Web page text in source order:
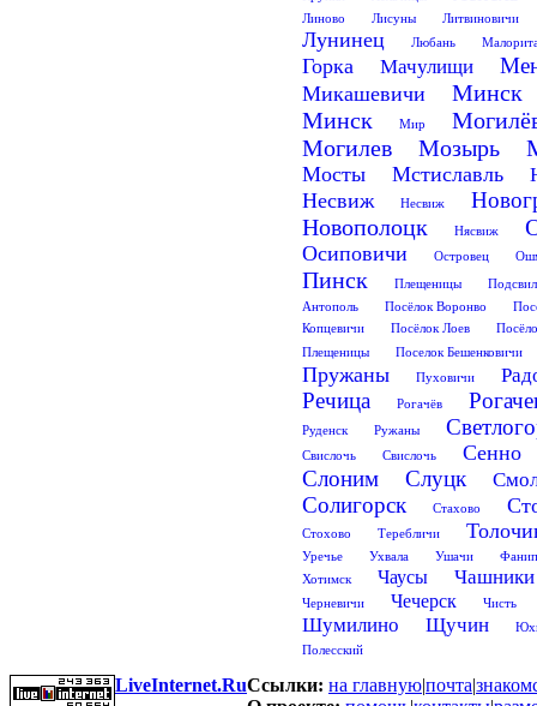
Линово Лисуны Литвиновичи
Лунинец Любань
Горка Мачулищи
Микашевичи
Минск
Минск
Мир
Могилев
Мозырь
Мосты Мстиславль
Несвиж Несвиж
Новополоцк Нясвиж
Осиповичи Островец
Пинск Плещеницы
Антополь
Посёлок Воронво
Копцевичи
Посёлок Лоев
Плещеницы
Поселок Бешенковичи
Пружаны Пуховичи
Речица Рогачёв
Руденск Ружаны
Свислочь Свислочь Сенно
Слоним Слуцк
Солигорск Стахово
Стохово Теребличи
Уречье Ухвала Ушачи
Хотимск
Чаусы Чашники
Черневичи Чечерск Чисть
Шумилино Щучин
Полесский
LiveInternet.RuСсылки: на главную|почта|